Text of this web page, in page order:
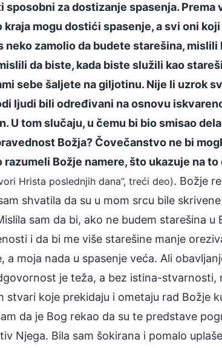
sposobni za dostizanje spasenja. Prema
mogu dostići spasenje, a svi oni
neko zamolio da budete starešina,
da biste, kada biste služili kao
sebe šaljete na giljotinu. Nije li uzrok
ljudi bili određivani na osnovu
U tom slučaju, u čemu bi bio smisao
Božja? Čovečanstvo ne bi
Božje namere, što ukazuje na
Hrista poslednjih dana”, treći deo). Božje
shvatila da su u mom srcu bile
sam da bi, ako ne budem starešina
i da bi me više starešine manje
a moja nada u spasenje veća. Ali
je teža, a bez istina-stvarnosti,
stvari koje prekidaju i ometaju rad Božje
da je Bog rekao da su te predstave
Njega. Bila sam šokirana i pomalo